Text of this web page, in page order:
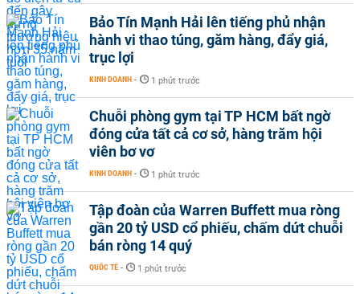
Bảo Tín Mạnh Hải lên tiếng phủ nhận
hành vi thao túng, găm hàng, đẩy giá,
trục lợi
KINH DOANH - 1 phút trước
Chuỗi phòng gym tại TP HCM bất ngờ
đóng cửa tất cả cơ sở, hàng trăm hội
viên bơ vơ
KINH DOANH - 1 phút trước
Tập đoàn của Warren Buffett mua ròng
gần 20 tỷ USD cổ phiếu, chấm dứt chuỗi
bán ròng 14 quý
QUỐC TẾ - 1 phút trước